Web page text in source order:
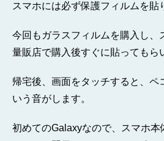
スマホには必ず保護フィルムを貼
今回もガラスフィルムを購入し、
量販店で購入後すぐに貼ってもら
帰宅後、画面をタッチすると、ペ
いう音がします。
初めてのGalaxyなので、スマホ